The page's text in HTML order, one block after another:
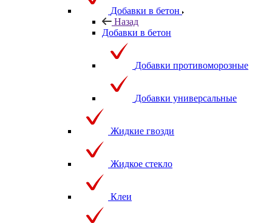
Добавки в бетон
Назад
Добавки в бетон
Добавки противоморозные
Добавки универсальные
Жидкие гвозди
Жидкое стекло
Клеи